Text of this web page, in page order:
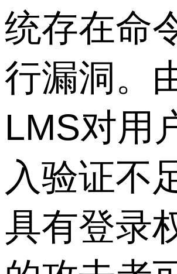
统存在命
行漏洞。
LMS对用
入验证不
具有登录